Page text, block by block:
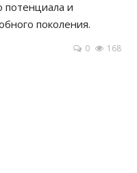
потенциала и
поколения.
0 168